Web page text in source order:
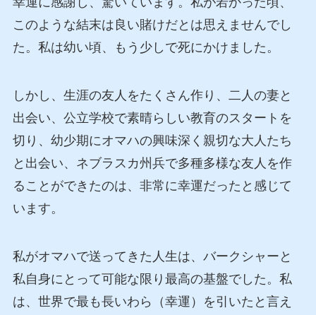
このような結末は良い賭けだとは思えませんでし
た。私は幼い頃、もう少しで死にかけました。
しかし、生涯の友人をたくさん作り、二人の妻と
出会い、公立学校で素晴らしい教育のスタートを
切り、幼少期にオマハの興味深く親切な大人たち
と出会い、ネブラスカ州兵で多種多様な友人を作
ることができたのは、非常に幸運だったと感じて
います。
私がオマハで送ってきた人生は、バークシャーと
私自身にとって可能な限り最高の基盤でした。私
は、世界で最も長いわら（幸運）を引いたと言え